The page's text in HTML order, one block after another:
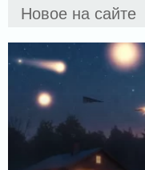
Новое на сайте